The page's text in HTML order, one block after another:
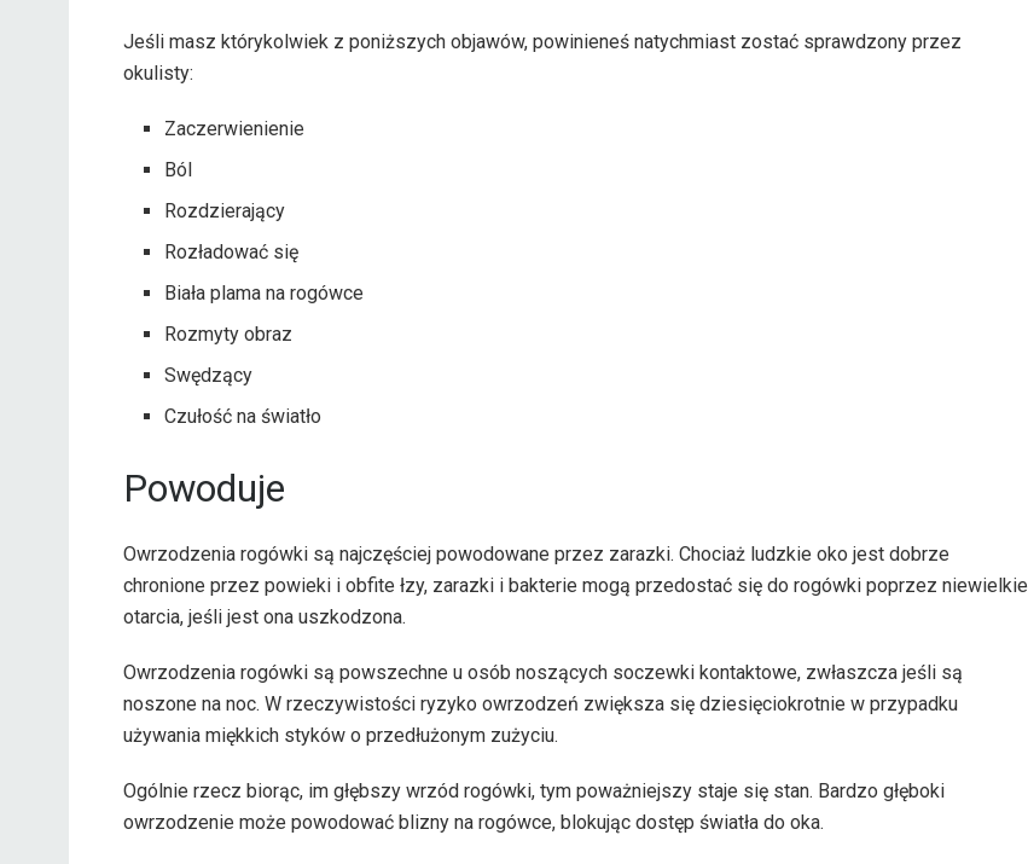
Jeśli masz którykolwiek z poniższych objawów, powinieneś natychmiast zostać sprawdzony przez
okulisty:
Zaczerwienienie
Ból
Rozdzierający
Rozładować się
Biała plama na rogówce
Rozmyty obraz
Swędzący
Czułość na światło
Powoduje
Owrzodzenia rogówki są najczęściej powodowane przez zarazki. Chociaż ludzkie oko jest dobrze
chronione przez powieki i obfite łzy, zarazki i bakterie mogą przedostać się do rogówki poprzez niewielkie
otarcia, jeśli jest ona uszkodzona.
Owrzodzenia rogówki są powszechne u osób noszących soczewki kontaktowe, zwłaszcza jeśli są
noszone na noc. W rzeczywistości ryzyko owrzodzeń zwiększa się dziesięciokrotnie w przypadku
używania miękkich styków o przedłużonym zużyciu.
Ogólnie rzecz biorąc, im głębszy wrzód rogówki, tym poważniejszy staje się stan. Bardzo głęboki
owrzodzenie może powodować blizny na rogówce, blokując dostęp światła do oka.